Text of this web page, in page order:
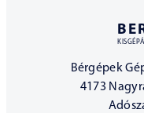
Bérgépek
4173